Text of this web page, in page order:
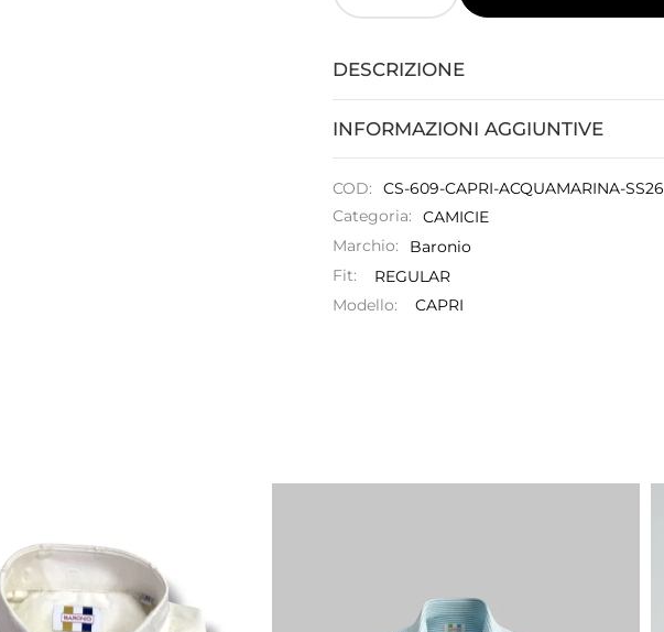
DESCRIZIONE
INFORMAZIONI AGGIUNTIVE
Fit:
REGULAR
Modello:
CAPRI
COD:
CS-609-CAPRI-ACQUAMARINA-SS26
Categoria:
CAMICIE
Marchio:
Baronio